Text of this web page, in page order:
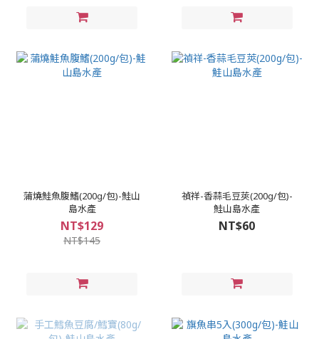
蒲燒鮭魚腹鰭(200g/包)-鮭山
島水產
NT$129
NT$145
禎祥-香蒜毛豆莢(200g/包)-
鮭山島水產
NT$60